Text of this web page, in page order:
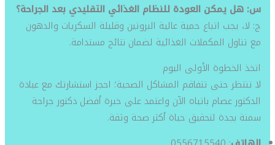
س: هل يمكن العودة للنظام الغذائي التقليدي بعد الجراحة؟
ج: لا، يجب اتباع حمية عالية البروتين وقليلة السكريات والدهون
مع تناول المكملات الغذائية لضمان نتائج مستدامة.
اتخذ الخطوة الأولى اليوم
لا تنتظر حتى تتفاقم المشاكل الصحية؛ احجز استشارتك مع عيادة
الدكتور عصام باتياه الآن واعتمد على خبرة أفضل دكتور جراحة
سمنة بجدة لتحقيق حياة أكثر صحة وثقة.